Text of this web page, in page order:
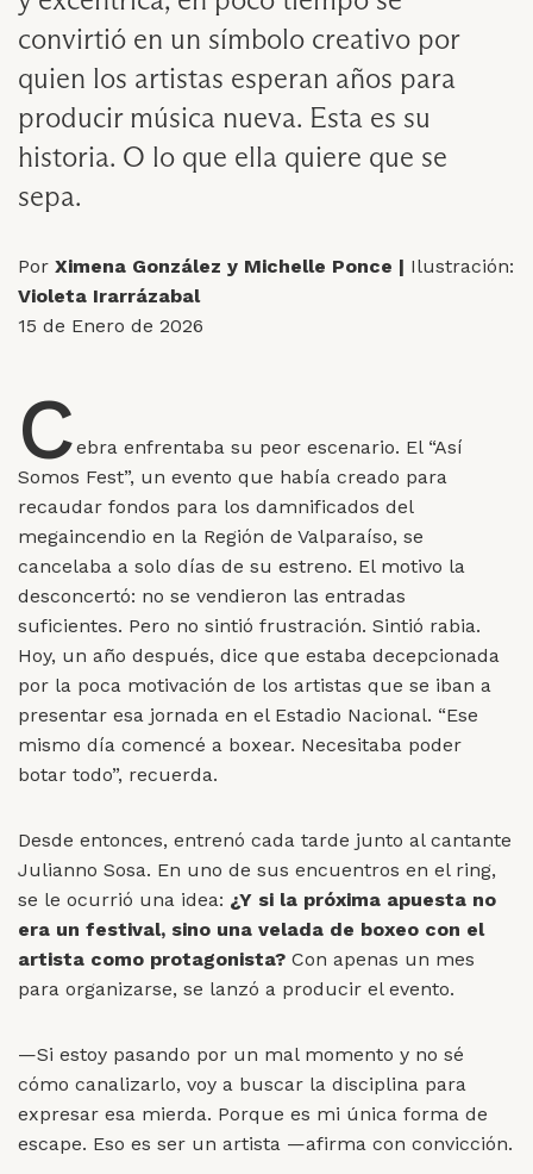
convirtió en un símbolo creativo por
quien los artistas esperan años para
producir música nueva. Esta es su
historia. O lo que ella quiere que se
sepa.
Por Ximena González y Michelle Ponce | Ilustración:
Violeta Irarrázabal
15 de Enero de 2026
Cebra enfrentaba su peor escenario. El “Así
Somos Fest”, un evento que había creado para
recaudar fondos para los damnificados del
megaincendio en la Región de Valparaíso, se
cancelaba a solo días de su estreno. El motivo la
desconcertó: no se vendieron las entradas
suficientes. Pero no sintió frustración. Sintió rabia.
Hoy, un año después, dice que estaba decepcionada
por la poca motivación de los artistas que se iban a
presentar esa jornada en el Estadio Nacional. “Ese
mismo día comencé a boxear. Necesitaba poder
botar todo”, recuerda.
Desde entonces, entrenó cada tarde junto al cantante
Julianno Sosa. En uno de sus encuentros en el ring,
se le ocurrió una idea: ¿Y si la próxima apuesta no
era un festival, sino una velada de boxeo con el
artista como protagonista? Con apenas un mes
para organizarse, se lanzó a producir el evento.
—Si estoy pasando por un mal momento y no sé
cómo canalizarlo, voy a buscar la disciplina para
expresar esa mierda. Porque es mi única forma de
escape. Eso es ser un artista —afirma con convicción.